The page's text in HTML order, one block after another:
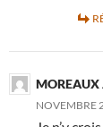
MOREAUX
NOVEMBRE